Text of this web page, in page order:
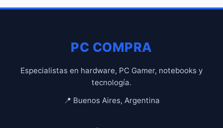
PC COMPRA
Especialistas en hardware, PC Gamer, notebooks y
tecnología.
📍 Buenos Aires, Argentina